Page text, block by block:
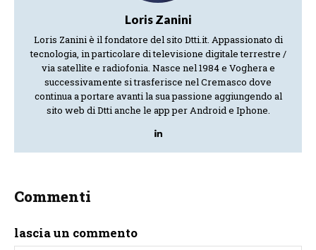
Loris Zanini
Loris Zanini è il fondatore del sito Dtti.it. Appassionato di
tecnologia, in particolare di televisione digitale terrestre /
via satellite e radiofonia. Nasce nel 1984 e Voghera e
successivamente si trasferisce nel Cremasco dove
continua a portare avanti la sua passione aggiungendo al
sito web di Dtti anche le app per Android e Iphone.
Commenti
lascia un commento